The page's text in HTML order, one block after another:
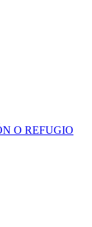
O REFUGIO